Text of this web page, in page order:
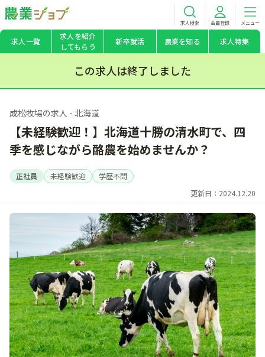
求人検索 会員登録 メニュー
求人一覧
求人を紹介
してもらう
新卒就活 農業を知る 求人特集
この求人は終了しました
成松牧場の求人 - 北海道
【未経験歓迎！】北海道十勝の清水町で、四
季を感じながら酪農を始めませんか？
正社員 未経験歓迎
学歴不問
更新日：2024.12.20